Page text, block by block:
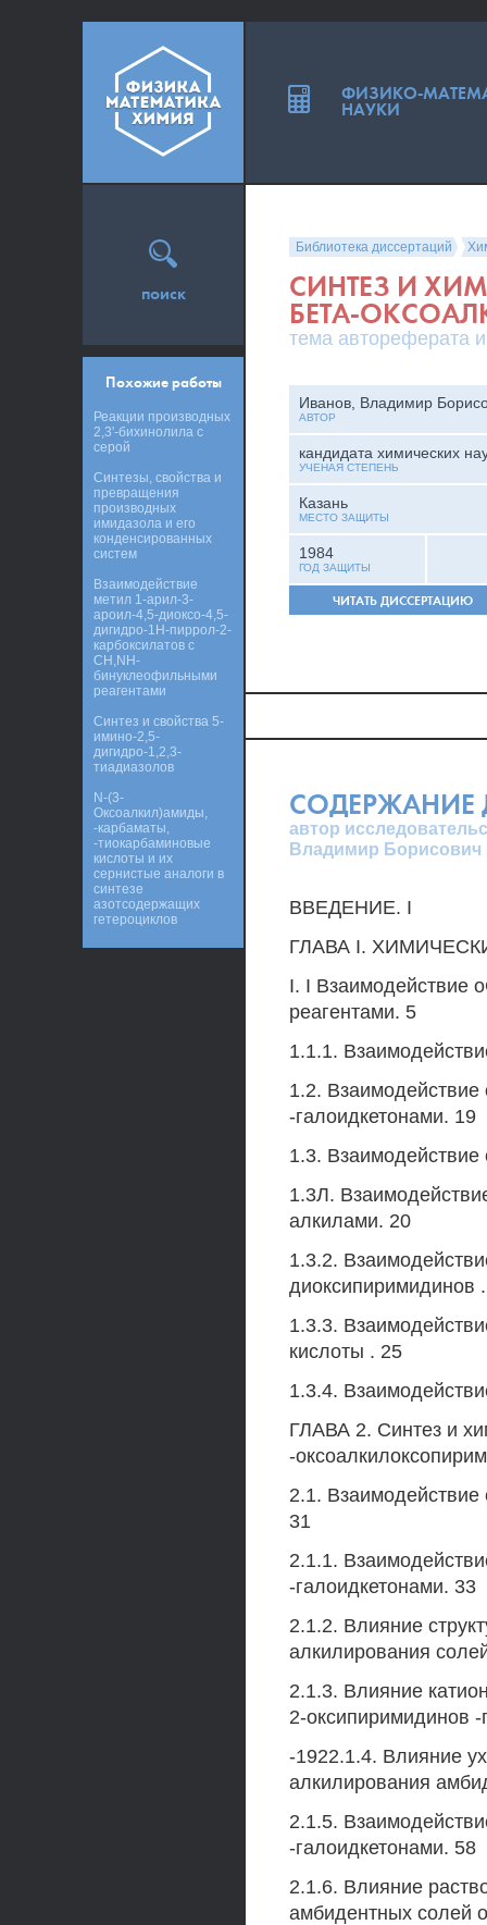
Библиотека диссертаций
СИНТЕЗ И
БЕТА-
тема автореферата
Иванов, Владимир
АВТОР
кандидата химических
УЧЕНАЯ СТЕПЕНЬ
Казань
МЕСТО ЗАЩИТЫ
1984
ГОД ЗАЩИТЫ
ЧИТАТЬ ДИССЕРТАЦИЮ
СОДЕРЖАНИЕ
автор
Владимир Борисович
ВВЕДЕНИЕ. I
ГЛАВА I.
I. I Взаимодействие
реагентами. 5
1.1.1.
1.2. Взаимодействие
-галоидкетонами. 19
1.3. Взаимодействие
1.3Л.
алкилами. 20
1.3.2.
диоксипиримидинов
1.3.3.
кислоты . 25
1.3.4.
ГЛАВА 2. Синтез и
-
2.1.
31
2.1.1.
-галоидкетонами. 33
2.1.2. Влияние
алкилирования
2.1.3. Влияние
2-оксипиримидинов
-1922.1.4. Влияние
алкилирования
2.1.5.
-галоидкетонами. 58
2.1.6. Влияние
амбидентных солей
поиск
Похожие работы
Реакции производных
2,3'-бихинолила с
серой
Синтезы, свойства и
превращения
производных
имидазола и его
конденсированных
систем
Взаимодействие
метил 1-арил-3-
ароил-4,5-диоксо-4,5-
дигидро-1H-пиррол-2-
карбоксилатов с
CH,NH-
бинуклеофильными
реагентами
Синтез и свойства 5-
имино-2,5-
дигидро-1,2,3-
тиадиазолов
N-(3-
Оксоалкил)амиды,
-карбаматы,
-тиокарбаминовые
кислоты и их
сернистые аналоги в
синтезе
азотсодержащих
гетероциклов
ФИЗИКО-
НАУКИ